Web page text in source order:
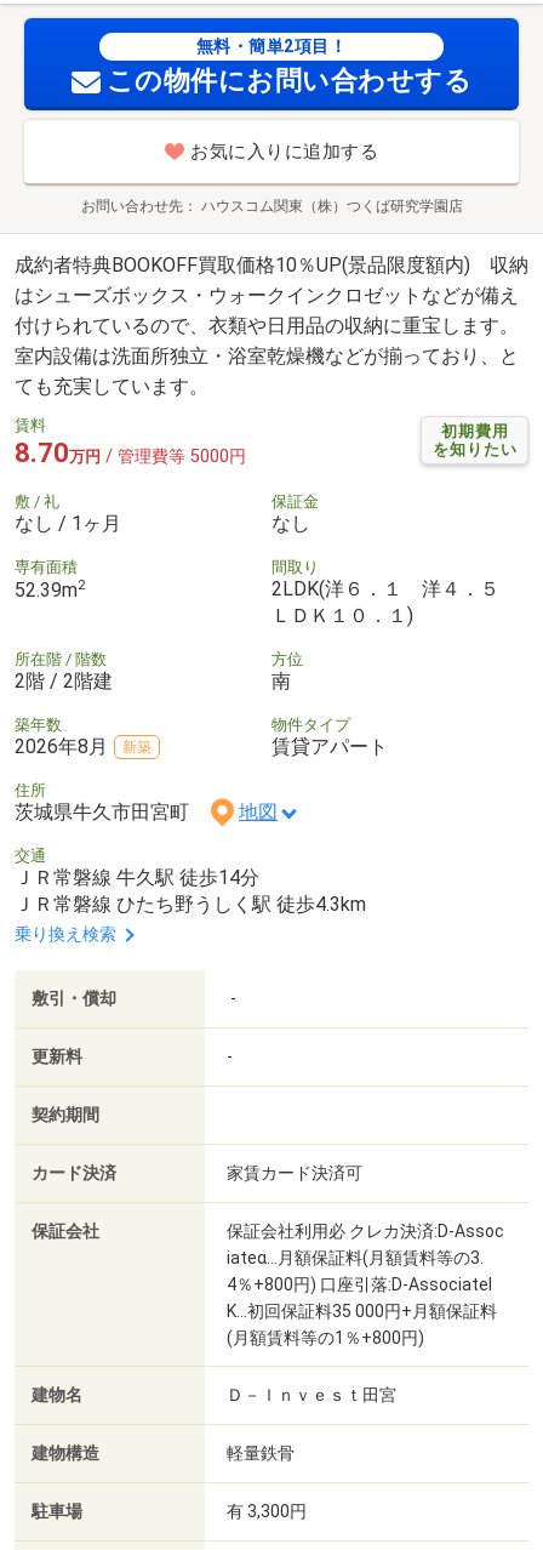
無料・簡単2項目！
この物件にお問い合わせする
お気に入りに追加する
お問い合わせ先 ハウスコム関東（株）つくば研究学園店
成約者特典BOOKOFF買取価格10％UP(景品限度額内) 収納
はシューズボックス・ウォークインクロゼットなどが備え
付けられているので、衣類や日用品の収納に重宝します。
室内設備は洗面所独立・浴室乾燥機などが揃っており、と
ても充実しています。
初期費用
を知りたい
賃料
8.70万円 / 管理費等 5000円
敷 / 礼
なし / 1ヶ月
保証金
なし
専有面積
52.39m2
間取り
2LDK(洋６．１ 洋４．５
ＬＤＫ１０．１)
所在階 / 階数
2階 / 2階建
方位
南
築年数
2026年8月 新築
物件タイプ
賃貸アパート
住所
茨城県牛久市田宮町 地図
交通
ＪＲ常磐線 牛久駅 徒歩14分
ＪＲ常磐線 ひたち野うしく駅 徒歩4.3km
乗り換え検索
敷引・償却 -
更新料 -
契約期間
カード決済 家賃カード決済可
保証会社
保証会社利用必 クレカ決済:D-Assoc
iateα…月額保証料(月額賃料等の3.
4％+800円) 口座引落:D-AssociateI
K…初回保証料35 000円+月額保証料
(月額賃料等の1％+800円)
建物名 Ｄ－Ｉｎｖｅｓｔ田宮
建物構造 軽量鉄骨
駐車場 有 3,300円